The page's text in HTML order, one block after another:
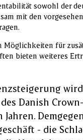
sowohl der
mit den
Möglichkeiten für
bieten weiteres
Danish
- die